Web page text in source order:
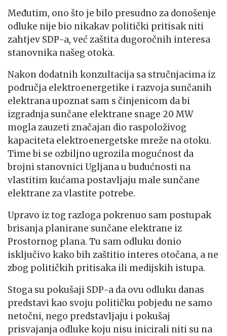
Međutim, ono što je bilo presudno za donošenje
odluke nije bio nikakav politički pritisak niti
zahtjev SDP-a, već zaštita dugoročnih interesa
stanovnika našeg otoka.
Nakon dodatnih konzultacija sa stručnjacima iz
područja elektroenergetike i razvoja sunčanih
elektrana upoznat sam s činjenicom da bi
izgradnja sunčane elektrane snage 20 MW
mogla zauzeti značajan dio raspoloživog
kapaciteta elektroenergetske mreže na otoku.
Time bi se ozbiljno ugrozila mogućnost da
brojni stanovnici Ugljana u budućnosti na
vlastitim kućama postavljaju male sunčane
elektrane za vlastite potrebe.
Upravo iz tog razloga pokrenuo sam postupak
brisanja planirane sunčane elektrane iz
Prostornog plana. Tu sam odluku donio
isključivo kako bih zaštitio interes otočana, a ne
zbog političkih pritisaka ili medijskih istupa.
Stoga su pokušaji SDP-a da ovu odluku danas
predstavi kao svoju političku pobjedu ne samo
netočni, nego predstavljaju i pokušaj
prisvajanja odluke koju nisu inicirali niti su na